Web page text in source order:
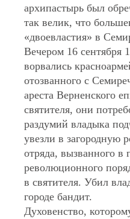
архипастырь был
так велик, что
«двоевластия» в
Вечером 16 сентября
ворвались
отозванного с
ареста Верненского
святителя, они
раздумий владыка
увезли в загородную
отряда, вызванного в
революционного
в святителя. Убил
городе бандит.
Духовенство,